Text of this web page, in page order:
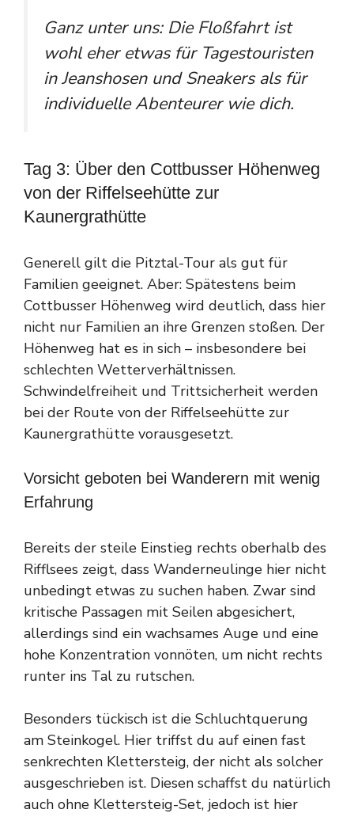
Ganz unter uns: Die Floßfahrt ist
wohl eher etwas für Tagestouristen
in Jeanshosen und Sneakers als für
individuelle Abenteurer wie dich.
Tag 3: Über den Cottbusser Höhenweg
von der Riffelseehütte zur
Kaunergrathütte
Generell gilt die Pitztal-Tour als gut für
Familien geeignet. Aber: Spätestens beim
Cottbusser Höhenweg wird deutlich, dass hier
nicht nur Familien an ihre Grenzen stoßen. Der
Höhenweg hat es in sich – insbesondere bei
schlechten Wetterverhältnissen.
Schwindelfreiheit und Trittsicherheit werden
bei der Route von der Riffelseehütte zur
Kaunergrathütte vorausgesetzt.
Vorsicht geboten bei Wanderern mit wenig
Erfahrung
Bereits der steile Einstieg rechts oberhalb des
Rifflsees zeigt, dass Wanderneulinge hier nicht
unbedingt etwas zu suchen haben. Zwar sind
kritische Passagen mit Seilen abgesichert,
allerdings sind ein wachsames Auge und eine
hohe Konzentration vonnöten, um nicht rechts
runter ins Tal zu rutschen.
Besonders tückisch ist die Schluchtquerung
am Steinkogel. Hier triffst du auf einen fast
senkrechten Klettersteig, der nicht als solcher
ausgeschrieben ist. Diesen schaffst du natürlich
auch ohne Klettersteig-Set, jedoch ist hier